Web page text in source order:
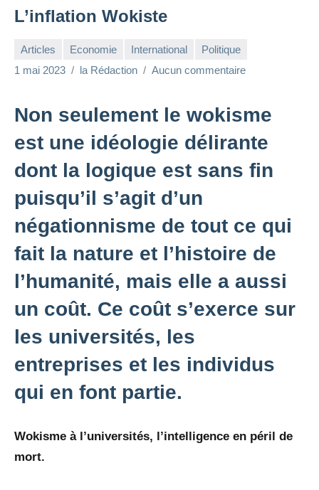
L’inflation Wokiste
Articles Economie International
Politique
1 mai 2023
la Rédaction Aucun commentaire
Non seulement le wokisme
est une idéologie délirante
dont la logique est sans fin
puisqu’il s’agit d’un
négationnisme de tout ce qui
fait la nature et l’histoire de
l’humanité, mais elle a aussi
un coût. Ce coût s’exerce sur
les universités, les
entreprises et les individus
qui en font partie.
Wokisme à l’universités, l’intelligence en péril de
mort.